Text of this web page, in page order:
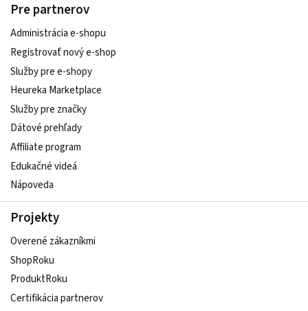
Pre partnerov
Administrácia e-shopu
Registrovať nový e-shop
Služby pre e‑shopy
Heureka Marketplace
Služby pre značky
Dátové prehľady
Affiliate program
Edukačné videá
Nápoveda
Projekty
Overené zákazníkmi
ShopRoku
ProduktRoku
Certifikácia partnerov